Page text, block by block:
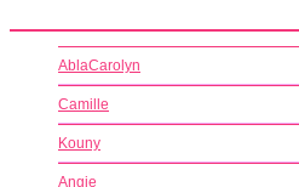
AblaCarolyn
Camille
Kouny
Angie